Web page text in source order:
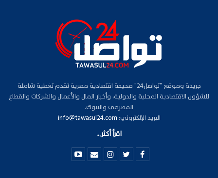
جريدة وموقع "تواصل24" صحيفة اقتصادية مصرية تقدم تغطية شاملة
للشؤون الاقتصادية المحلية والدولية، وأخبار المال والأعمال والشركات والقطاع
المصرفي والبنوك.
البريد الإلكتروني: info@tawasul24.com
اقرأ أكثر...